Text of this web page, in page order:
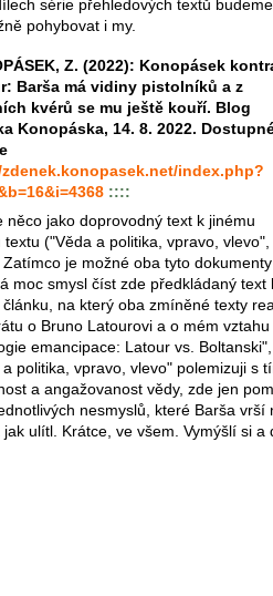
série přehledových textů budeme
pohybovat i my.
Z. (2022): Konopásek
Barša má vidiny pistolníků a z
kvérů se mu ještě kouří. Blog
Konopáska, 14. 8. 2022.
index.php?
::::
něco jako doprovodný text k jinému
textu ("Věda a politika, vpravo, vlevo",
je možné oba tyto
moc smysl číst zde předkládaný
článku, na který oba zmíněné texty
o Bruno Latourovi a o mém
emancipace: Latour vs.
a politika, vpravo, vlevo" polemizuji s
a angažovanost vědy, zde jen
nesmyslů, které Barša vrší
jak ulítl. Krátce, ve všem. Vymýšlí si a